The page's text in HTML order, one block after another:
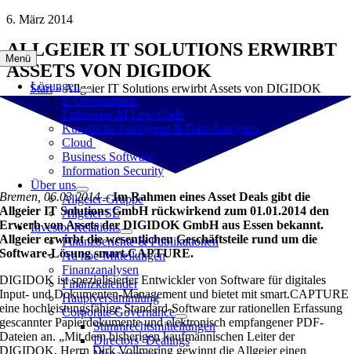
Zum
springen
Menü
Lösungen
E-Government
Enterprise AI Low Code
Künstliche Intelligenz & Data Analytics
Cloud
Business Software
Information Security
Über uns
Allgeier-Gruppe
Allgeier SE
Investor Relations
Finanzberichte & Publikationen
Ad hoc-Mitteilungen
Finanzanalysen
Finanzkalender
Hauptversammlung
Corporate Governance
Stimmrechtsmitteilungen
Directors‘ Dealings
6. März 2014
ALLGEIER IT SOLUTIONS ERWIRBT
ASSETS VON DIGIDOK
Start»Allgeier IT Solutions erwirbt Assets von DIGIDOK
Bremen, 06.03.2014–Im Rahmen eines Asset Deals gibt die
Allgeier IT Solutions GmbH rückwirkend zum 01.01.2014 den
Erwerb von Assets der DIGIDOK GmbH aus Essen bekannt.
Allgeier erwirbt die wesentlichen Geschäftsteile rund um die
Software-Lösung smart.CAPTURE.
DIGIDOK ist spezialisierter Entwickler von Software für digitales
Input- und Dokumenten-Management und bietet mit smart.CAPTURE
eine hochleistungsfähige Standard-Software zur rationellen Erfassung
gescannter Papierdokumente und elektronisch empfangener PDF-
Dateien an. „Mit dem bisherigen kaufmännischen Leiter der
DIGIDOK, Herrn Dirk Vollmering gewinnt die Allgeier einen